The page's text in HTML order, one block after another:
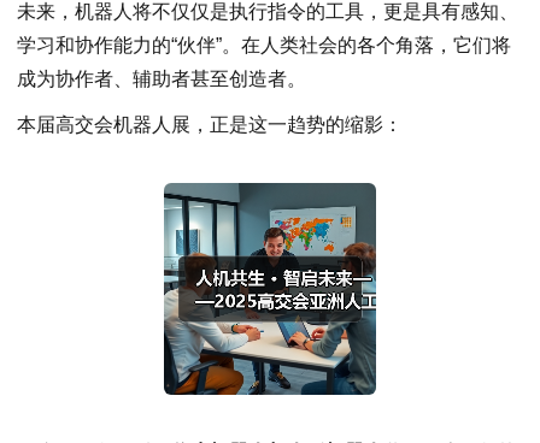
未来，机器人将不仅仅是执行指令的工具，更是具有感知、
学习和协作能力的“伙伴”。在人类社会的各个角落，它们将
成为协作者、辅助者甚至创造者。
本届高交会机器人展，正是这一趋势的缩影：